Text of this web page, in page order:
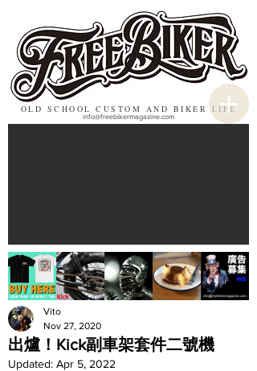
OLD SCHOOL CUSTOM AND BIKER LIFE
info@freebikermagazine.com
出爐！Kick副車架套件二號機
Vito
Nov 27, 2020
Updated: Apr 5, 2022